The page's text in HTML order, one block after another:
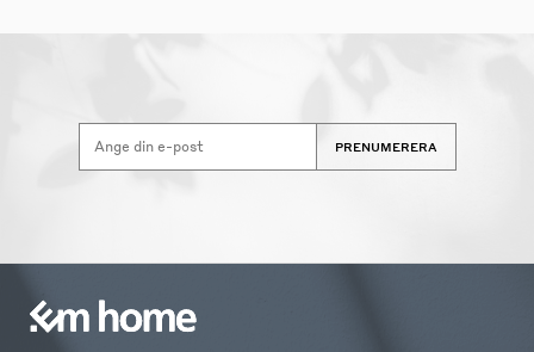
PRENUMERERA